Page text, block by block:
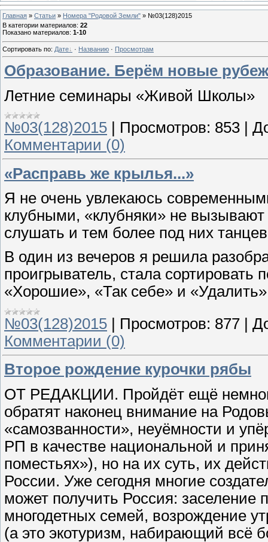
Главная » Статьи » Номера "Родовой Земли" » №03(128)2015
В категории материалов: 22
Показано материалов: 1-10
Сортировать по: Дате · Названию · Просмотрам
Образование. Берём новые
Летние семинары «Живой Школы»
№03(128)2015
Просмотров: 853
Комментарии (0)
«Расправь же крылья...»
Я не очень увлекаюсь
клубными, «клубняки» не
слушать и тем более под них
В один из вечеров я решила
проигрыватель, стала
«Хорошие», «Так себе» и
№03(128)2015 | Просмотров: 877 |
Комментарии (0)
Второе рождение курочки рябы
ОТ РЕДАКЦИИ. Пройдёт ещё
обратят наконец внимание на
«самозванности», неуёмно­сти и
РП в качестве национальной и
поместьях»), но на их суть, их
России. Уже сегодня многие
может получить Россия: заселение
многодетных семей, возрож­дение
(а это экотуризм, набирающий всё